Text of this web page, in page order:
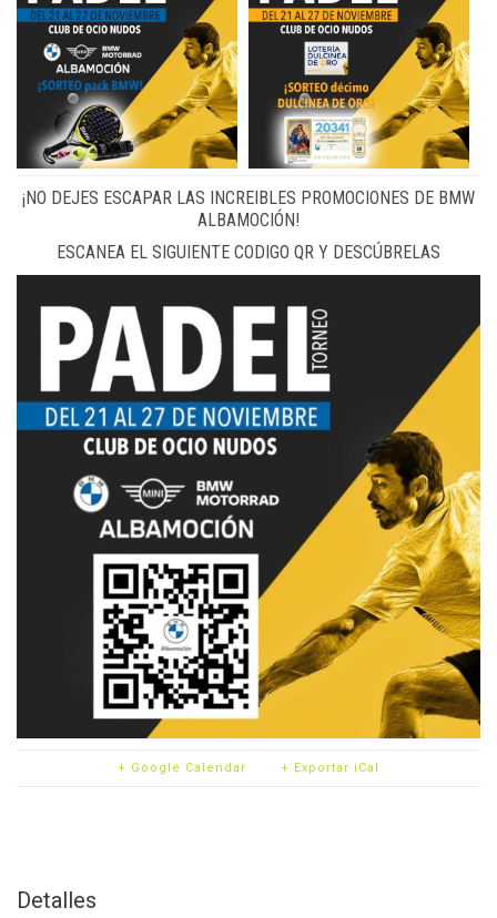
¡NO DEJES ESCAPAR LAS INCREIBLES PROMOCIONES DE BMW
ALBAMOCIÓN!
ESCANEA EL SIGUIENTE CODIGO QR Y DESCÚBRELAS
+ Google Calendar + Exportar iCal
Detalles